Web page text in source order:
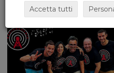
Accetta tutti